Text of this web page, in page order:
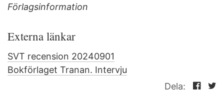
Förlagsinformation
Externa länkar
SVT recension 20240901
Bokförlaget Tranan. Intervju
Dela: